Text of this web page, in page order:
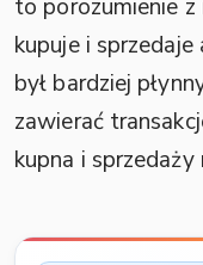
to porozumienie
kupuje i sprzedaje
był bardziej
zawierać
kupna i